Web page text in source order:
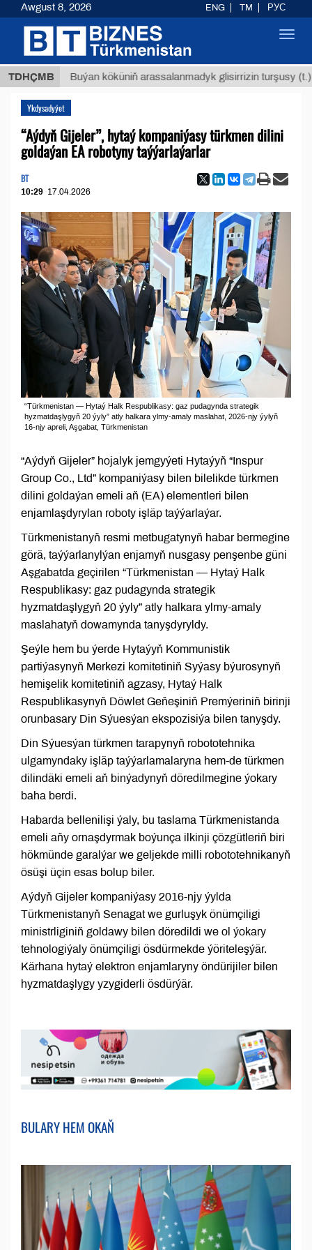
TDHÇMBBuýan köküniň arassalanmadyk glisirrizin turşusy (t.)
Ykdysadyýet
“Aýdyň Gijeler”, hytaý kompaniýasy türkmen dilini
goldaýan EA robotyny taýýarlaýarlar
BT
10:29 17.04.2026
“Türkmenistan — Hytaý Halk Respublikasy: gaz pudagynda strategik
hyzmatdaşlygyň 20 ýyly” atly halkara ylmy-amaly maslahat, 2026-njy ýylyň
16-njy apreli, Aşgabat, Türkmenistan
“Aýdyň Gijeler” hojalyk jemgyýeti Hytaýyň “Inspur
Group Co., Ltd” kompaniýasy bilen bilelikde türkmen
dilini goldaýan emeli aň (EA) elementleri bilen
enjamlaşdyrylan roboty işläp taýýarlaýar.
Türkmenistanyň resmi metbugatynyň habar bermegine
görä, taýýarlanylýan enjamyň nusgasy penşenbe güni
Aşgabatda geçirilen “Türkmenistan — Hytaý Halk
Respublikasy: gaz pudagynda strategik
hyzmatdaşlygyň 20 ýyly” atly halkara ylmy-amaly
maslahatyň dowamynda tanyşdyryldy.
Şeýle hem bu ýerde Hytaýyň Kommunistik
partiýasynyň Merkezi komitetiniň Syýasy býurosynyň
hemişelik komitetiniň agzasy, Hytaý Halk
Respublikasynyň Döwlet Geňeşiniň Premýeriniň birinji
orunbasary Din Sýuesýan ekspozisiýa bilen tanyşdy.
Din Sýuesýan türkmen tarapynyň robototehnika
ulgamyndaky işläp taýýarlamalaryna hem-de türkmen
dilindäki emeli aň binýadynyň döredilmegine ýokary
baha berdi.
Habarda bellenilişi ýaly, bu taslama Türkmenistanda
emeli aňy ornaşdyrmak boýunça ilkinji çözgütleriň biri
hökmünde garalýar we geljekde milli robototehnikanyň
ösüşi üçin esas bolup biler.
Aýdyň Gijeler kompaniýasy 2016-njy ýylda
Türkmenistanyň Senagat we gurluşyk önümçiligi
ministrliginiň goldawy bilen döredildi we ol ýokary
tehnologiýaly önümçiligi ösdürmekde ýöriteleşýär.
Kärhana hytaý elektron enjamlaryny öndürijiler bilen
hyzmatdaşlygy yzygiderli ösdürýär.
BULARY HEM OKAŇ
Awgust 8, 2026 ENG TM РУС